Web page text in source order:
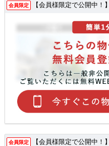
会員限定 【会員様限定で公開中！】
会員限定 【会員様限定で公開中！】